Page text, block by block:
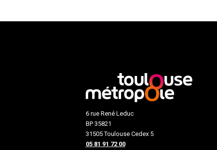
6 rue René Leduc
BP 35821
31505 Toulouse Cedex 5
05 81 91 72 00